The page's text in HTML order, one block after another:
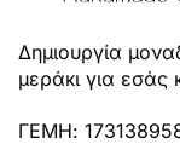
Δημιουργία
μεράκι για
ΓΕΜΗ: